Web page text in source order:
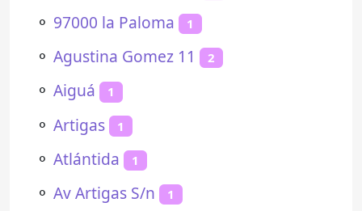
⚬ 97000 la Paloma 1
⚬ Agustina Gomez 11 2
⚬ Aiguá 1
⚬ Artigas 1
⚬ Atlántida 1
⚬ Av Artigas S/n 1